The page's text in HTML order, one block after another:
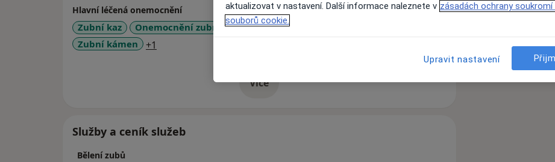
Hlavní léčená onemocnění
Zubní kaz Onemocnění zubní dřeně Zlomenina zubu
Zubní kámen
+1
Víceo zkušenostech
Služby a ceník služeb
Bělení zubů
aktualizovat v nastavení. Další informace naleznete v zásadách ochrany soukromí
souborů cookie.
Upravit nastavení